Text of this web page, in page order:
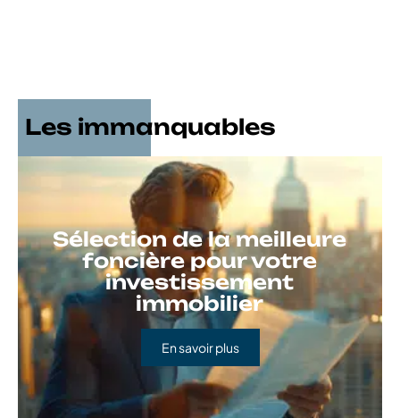
Les immanquables
Sélection de la meilleure
foncière pour votre
investissement
immobilier
En savoir plus